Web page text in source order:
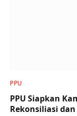
PPU
PPU Siapkan
Rekonsiliasi